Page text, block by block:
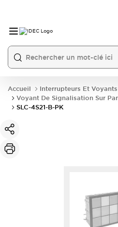
Accueil Interrupteurs Et Voyants
Voyant De Signalisation Sur
SLC-4S21-B-PK